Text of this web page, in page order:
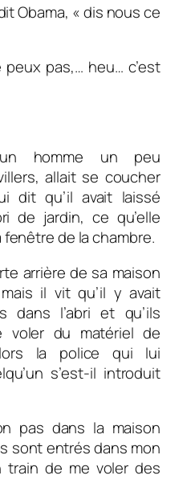
Obama, « dis nous ce
pas,… heu… c’est
homme un peu
allait se coucher
dit qu’il avait laissé
de jardin, ce qu’elle
de la chambre.
arrière de sa maison
il vit qu’il y avait
dans l’abri et qu’ils
du matériel de
la police qui lui
s’est-il introduit
pas dans la maison
sont entrés dans mon
de me voler des